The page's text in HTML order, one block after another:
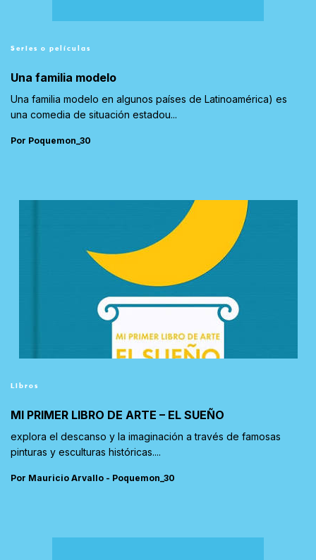
Series o películas
Una familia modelo
Una familia modelo en algunos países de Latinoamérica) es
una comedia de situación estadou...
Por Poquemon_30
Libros
MI PRIMER LIBRO DE ARTE – EL SUEÑO
explora el descanso y la imaginación a través de famosas
pinturas y esculturas históricas....
Por Mauricio Arvallo - Poquemon_30